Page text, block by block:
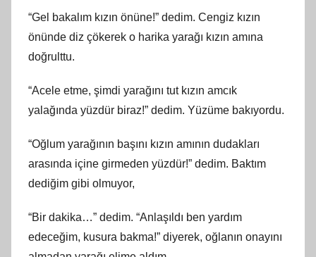
“Gel bakalım kızın önüne!” dedim. Cengiz kızın
önünde diz çökerek o harika yarağı kızın amına
doğrulttu.
“Acele etme, şimdi yarağını tut kızın amcık
yalağında yüzdür biraz!” dedim. Yüzüme bakıyordu.
“Oğlum yarağının başını kızın amının dudakları
arasında içine girmeden yüzdür!” dedim. Baktım
dediğim gibi olmuyor,
“Bir dakika…” dedim. “Anlaşıldı ben yardım
edeceğim, kusura bakma!” diyerek, oğlanın onayını